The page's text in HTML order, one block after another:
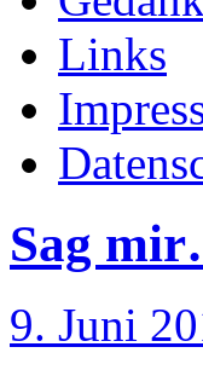
Links
Sag
9. Juni